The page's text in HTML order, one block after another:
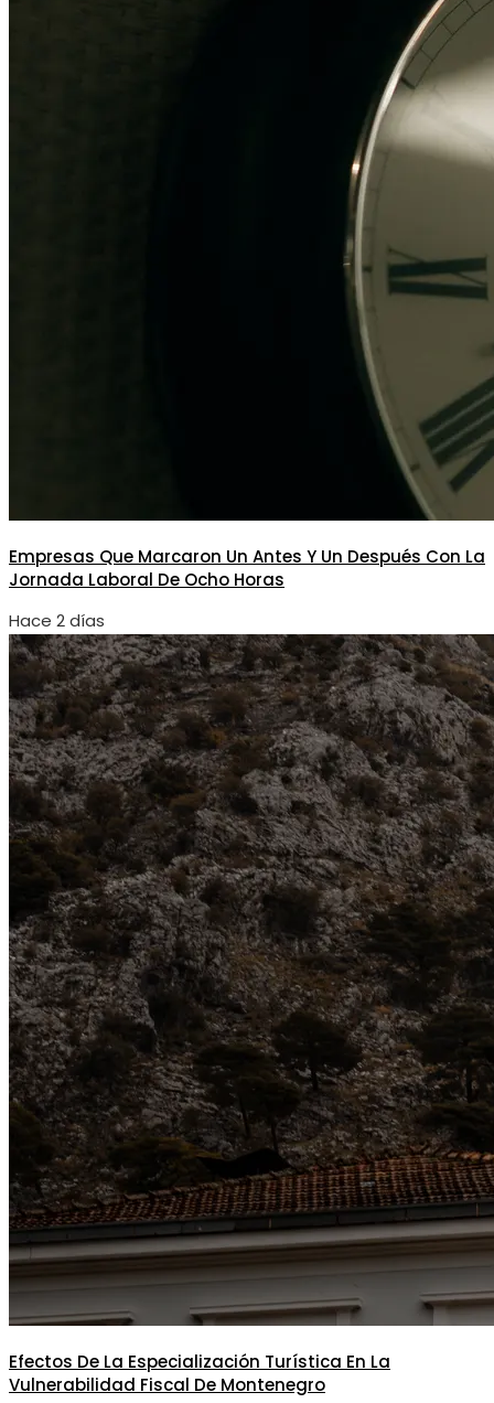
Empresas Que Marcaron Un Antes Y Un Después Con La
Jornada Laboral De Ocho Horas
Hace 2 días
Efectos De La Especialización Turística En La
Vulnerabilidad Fiscal De Montenegro